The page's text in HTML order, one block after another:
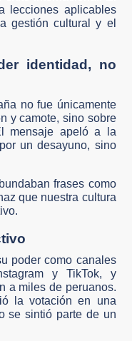
lecciones aplicables
gestión cultural y el
identidad, no
no fue únicamente
y camote, sino sobre
mensaje apeló a la
un desayuno, sino
frases como
que nuestra cultura
poder como canales
y TikTok, y
a miles de peruanos.
la votación en una
se sintió parte de un